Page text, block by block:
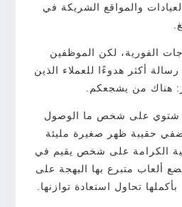
والمواقع الشريكة في
الفورية، لكن الموظفين
أكثر هدوءًا للعملاء الذين
هناك من يشجعكم.
على شخص ما الوصول
حقيبة ظهر صغيرة مليئة
الكرامة على شخص يقيم في
ألعاب متبرع بها البهجة على
تحاول استعادة توازنها.